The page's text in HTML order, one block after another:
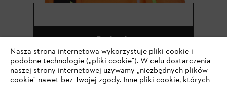
Zapisz się
Nasza strona internetowa wykorzystuje pliki cookie i
podobne technologie („pliki cookie"). W celu dostarczenia
naszej strony internetowej używamy „niezbędnych plików
cookie" nawet bez Twojej zgody. Inne pliki cookie, których